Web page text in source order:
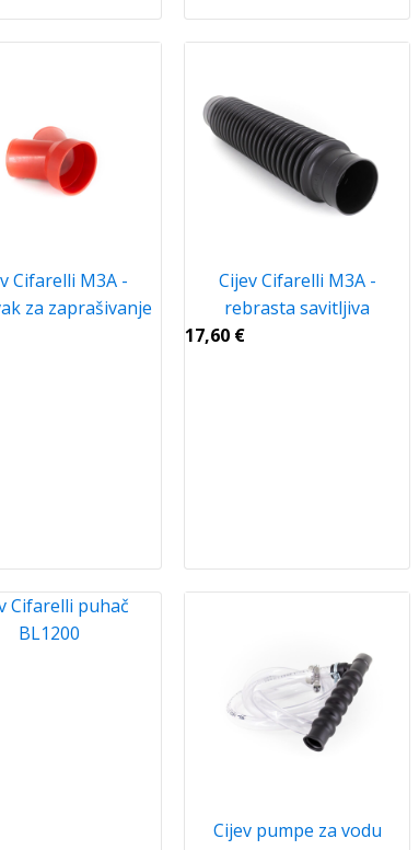
Cifarelli M3A -
za zaprašivanje
Cijev Cifarelli M3A -
rebrasta savitljiva
17,60 €
Cifarelli puhač
BL1200
Cijev pumpe za vodu